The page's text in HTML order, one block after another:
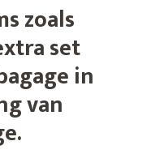
zoals
set
in
van